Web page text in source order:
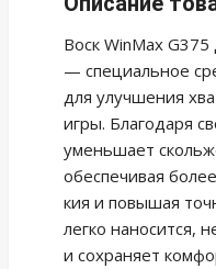
Воск WinMax
— специальное
для улучшения
игры. Благодаря
уменьшает
обеспечивая
кия и повышая
легко наносится,
и сохраняет